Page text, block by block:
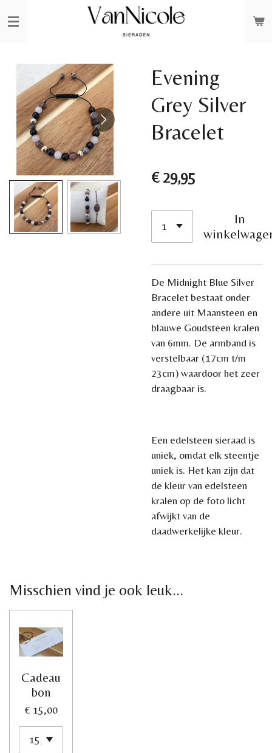
direct
hoofdinhoud
Evening
Grey Silver
Bracelet
€ 29,95
In
De Midnight Blue Silver
Bracelet bestaat onder
andere uit Maansteen en
blauwe Goudsteen kralen
van 6mm. De armband is
verstelbaar (17cm t/m
23cm) waardoor het zeer
draagbaar is.
Een edelsteen sieraad is
uniek, omdat elk steentje
uniek is. Het kan zijn dat
de kleur van edelsteen
kralen op de foto licht
afwijkt van de
daadwerkelijke kleur.
Misschien vind je ook leuk...
Cadeau
bon
€ 15,00